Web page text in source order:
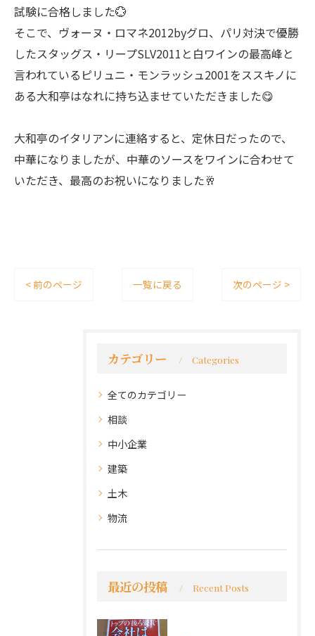
試験に合格しました💮
そこで、ヴォーヌ・ロマネ2012byグロ、パリ対決で優勝
したスタッグス・リープSLV2011と白ワインの最高峰と
言われているピリュニ・モンラッシュ2001をススキノに
ある大和亭はなれに持ち込ませていただきました😋
大和亭のイタリアンに連絡すると、定休日だったので、
中華になりましたが、中華のソースをワインに合わせて
いただき、最高のお祝いになりました🥂
< 前のページ 一覧に戻る 次のページ >
カテゴリー Categories
全てのカテゴリー
相談
中小企業
建築
土木
物流
最近の投稿 Recent Posts